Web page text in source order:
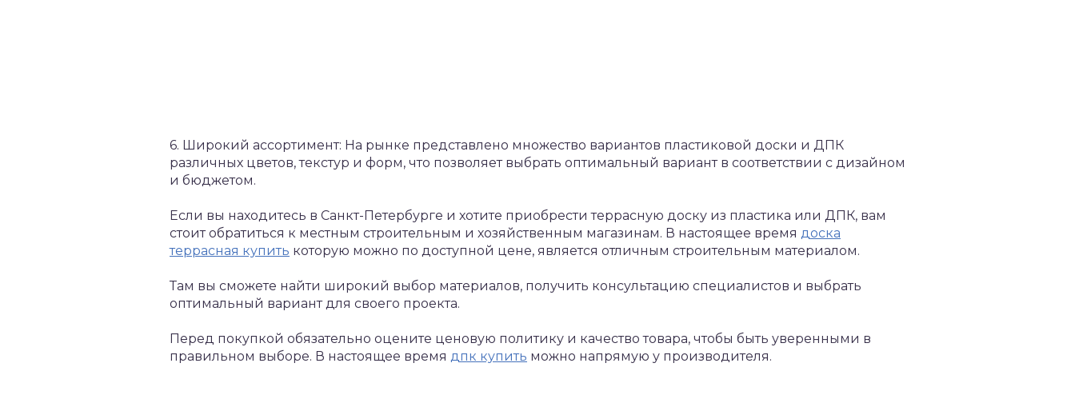
6. Широкий ассортимент: На рынке представлено множество вариантов пластиковой доски и ДПК
различных цветов, текстур и форм, что позволяет выбрать оптимальный вариант в соответствии с дизайном
и бюджетом.
Если вы находитесь в Санкт-Петербурге и хотите приобрести террасную доску из пластика или ДПК, вам
стоит обратиться к местным строительным и хозяйственным магазинам. В настоящее время доска
террасная купить которую можно по доступной цене, является отличным строительным материалом.
Там вы сможете найти широкий выбор материалов, получить консультацию специалистов и выбрать
оптимальный вариант для своего проекта.
Перед покупкой обязательно оцените ценовую политику и качество товара, чтобы быть уверенными в
правильном выборе. В настоящее время дпк купить можно напрямую у производителя.